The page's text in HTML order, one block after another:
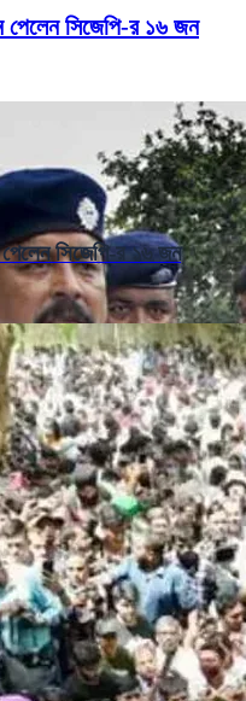
পেলেন সিজেপি-র ১৬ জন
সিজেপি-র ১৬ জন